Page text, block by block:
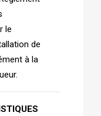
le
de
à la